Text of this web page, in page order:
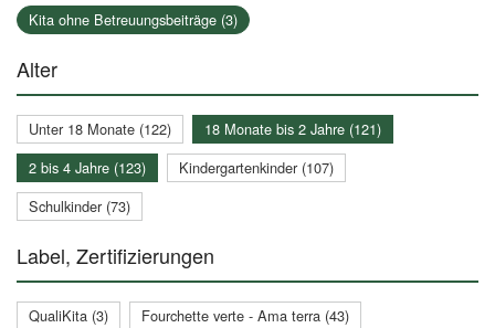
Kita ohne Betreuungsbeiträge (3)
Alter
Unter 18 Monate (122)
18 Monate bis 2 Jahre (121)
2 bis 4 Jahre (123)
Kindergartenkinder (107)
Schulkinder (73)
Label, Zertifizierungen
QualiKita (3)
Fourchette verte - Ama terra (43)